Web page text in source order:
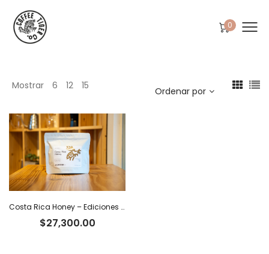
0
Mostrar 6 12 15 Ordenar por
Costa Rica Honey – Ediciones Limitadas Tiger
$27,300.00